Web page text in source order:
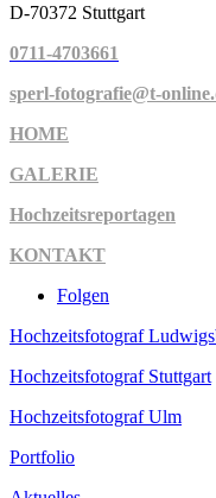
D-70372 Stuttgart
0711-4703661
sperl-fotografie@t-
HOME
GALERIE
Hochzeitsreportagen
KONTAKT
Folgen
Hochzeitsfotograf
Hochzeitsfotograf Stuttgart
Hochzeitsfotograf Ulm
Portfolio